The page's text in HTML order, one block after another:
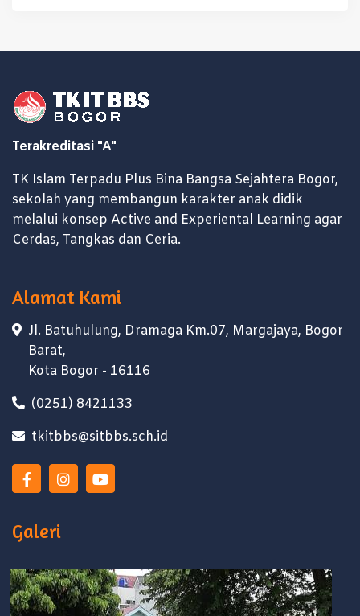
Terakreditasi "A"
TK Islam Terpadu Plus Bina Bangsa Sejahtera Bogor,
sekolah yang membangun karakter anak didik
melalui konsep Active and Experiental Learning agar
Cerdas, Tangkas dan Ceria.
Alamat Kami
Jl. Batuhulung, Dramaga Km.07, Margajaya, Bogor
Barat,
Kota Bogor - 16116
(0251) 8421133
tkitbbs@sitbbs.sch.id
Galeri